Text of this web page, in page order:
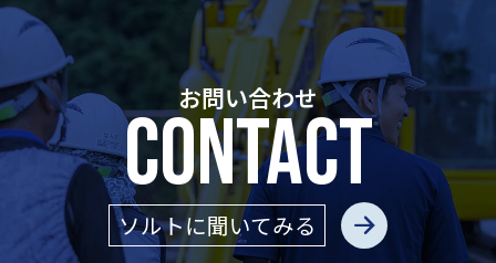
お問い合わせ
CONTACT
ソルトに聞いてみる